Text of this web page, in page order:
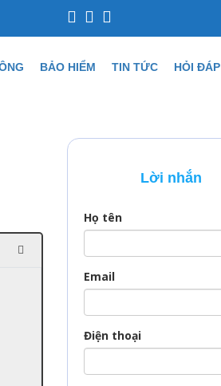
BẢO HIỂM TIN TỨC HỎI ĐÁP
Lời nhắn
Họ tên
Email
Điện thoại